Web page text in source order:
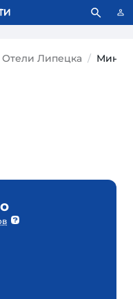
Что это значит?
Отели Липецка Мини-